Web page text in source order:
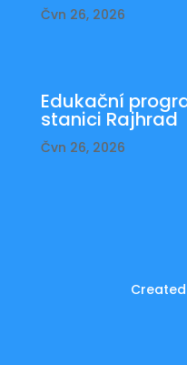
Čvn 26, 2026
Edukační
stanici Rajhrad
Čvn 26, 2026